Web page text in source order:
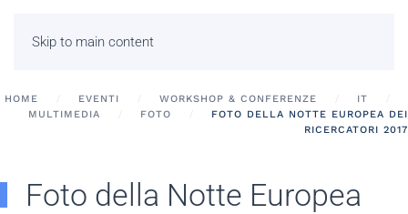
Skip to main content
HOME EVENTI WORKSHOP & CONFERENZE
IT
MULTIMEDIA
FOTO
FOTO DELLA NOTTE EUROPEA DEI
RICERCATORI 2017
Foto della Notte Europea